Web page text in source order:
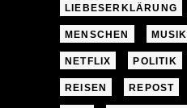
LIEBESERKLÄRUNG
MENSCHEN MUSIK
NETFLIX POLITIK
REISEN REPOST